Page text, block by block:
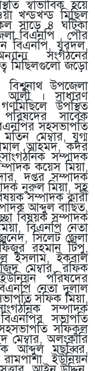
স্বাভাবিক হয়ে
খন্ডখন্ড মিছিল
সাড়ে ৪ ঘটিকা
বিএনপি , পৌর
বিএনপি, যুবদল,
সংগঠনের
মিছিলগুলো জড়ো
উপজেলা
আলী । সাধারণ
উপস্থিত
সাবেক
সহসভাপতি
মেম্বার, যুগ্ম
আহমদ, কদর
সম্পাদক
কয়েস মিয়া,
দপ্তর সম্পাদক
নুরুল মিয়া, সহ
সম্পাদক ক্বারী
আব্দুল বাছিত,
বিষয়ক সম্পাদক
বিএনপি নেতা
সিলেট জেলা
রহমান টিপু,
ইসলাম, ইকবাল
মেম্বার, রফিক
পরিষদের
নেতা দুলাল
সফিক মিয়া,
সম্পাদক
সভাপতি
সফিকুল
অলংকারি
আব্দুল মছব্বির,
ইউনিয়ন